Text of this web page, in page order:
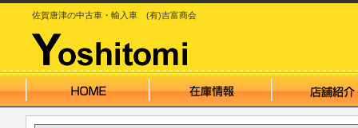
佐賀唐津の中古車・輸入車 (有)吉富商会